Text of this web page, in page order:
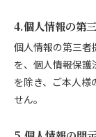
4.個人情報の第
個人情報の第三者
を、個人情報保
を除き、ご本人様
せん。